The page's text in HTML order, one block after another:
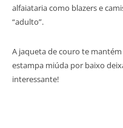
alfaiataria como blazers e
“adulto”.
A jaqueta de couro te
estampa miúda por baixo
interessante!